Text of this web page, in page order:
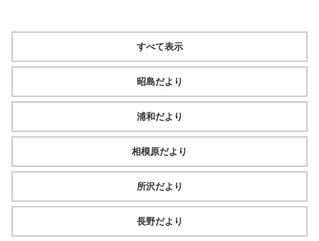
すべて表示
昭島だより
浦和だより
相模原だより
所沢だより
長野だより